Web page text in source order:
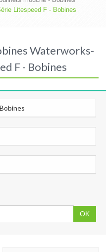
Litespeed F - Bobines
Waterworks-
F - Bobines
OK